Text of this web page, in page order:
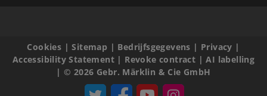
Cookies |Sitemap | Bedrijfsgegevens | Privacy |
Accessibility Statement| Revoke contract |AI labelling
|© 2026 Gebr. Märklin & Cie GmbH